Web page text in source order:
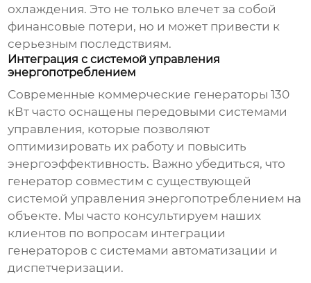
охлаждения. Это не только влечет за собой
финансовые потери, но и может привести к
серьезным последствиям.
Интеграция с системой управления
энергопотреблением
Современные коммерческие генераторы 130
кВт часто оснащены передовыми системами
управления, которые позволяют
оптимизировать их работу и повысить
энергоэффективность. Важно убедиться, что
генератор совместим с существующей
системой управления энергопотреблением на
объекте. Мы часто консультируем наших
клиентов по вопросам интеграции
генераторов с системами автоматизации и
диспетчеризации.